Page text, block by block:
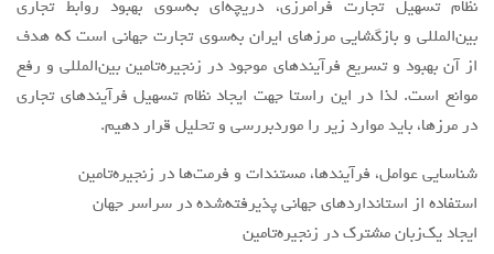
نظام تسهيل تجارت فرامرزي، دريچه‌اي به‌سوی بهبود روابط تجاري
بین‌المللی و بازگشايي مرزهاي ايران به‌سوی تجارت جهاني است كه هدف
از آن بهبود و تسريع فرآيندهاي موجود در زنجیره‌تامین بين‌المللي و رفع
موانع است. لذا در اين راستاجهت ايجاد نظام تسهيل فرآيندهاي تجاري
در مرزها، بايد موارد زير را موردبررسی و تحليل قرار دهيم.
شناسايي عوامل، فرآيندها، مستندات و فرمت‌ها در زنجیره‌تامین
استفاده از استانداردهاي جهاني پذیرفته‌شده در سراسر جهان
ايجاد یک‌زبان مشترك در زنجیره‌تامین